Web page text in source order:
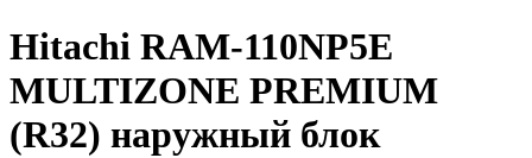
Hitachi RAM-110NP5E
MULTIZONE PREMIUM
(R32) наружный блок